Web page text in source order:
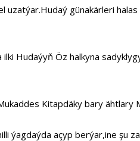
günakärleri
Hudaýyň Öz halkyna
Kitapdäky bary
ýagdaýda açyp berýar,ine şu